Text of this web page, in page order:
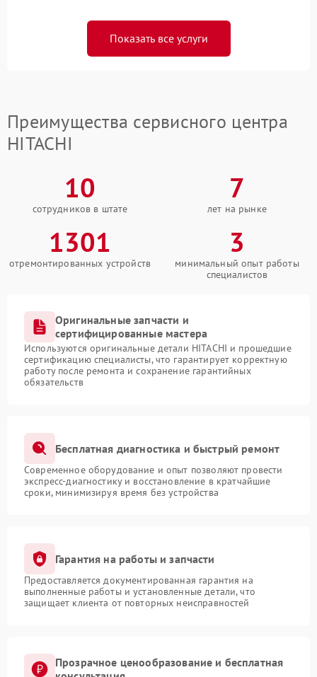
Показать все услуги
Преимущества сервисного центра
HITACHI
10
сотрудников в штате
7
лет на рынке
1301
отремонтированных устройств
3
минимальный опыт работы
специалистов
Оригинальные запчасти и
сертифицированные мастера
Используются оригинальные детали HITACHI и прошедшие
сертификацию специалисты, что гарантирует корректную
работу после ремонта и сохранение гарантийных
обязательств
Бесплатная диагностика и быстрый ремонт
Современное оборудование и опыт позволяют провести
экспресс-диагностику и восстановление в кратчайшие
сроки, минимизируя время без устройства
Гарантия на работы и запчасти
Предоставляется документированная гарантия на
выполненные работы и установленные детали, что
защищает клиента от повторных неисправностей
Прозрачное ценообразование и бесплатная